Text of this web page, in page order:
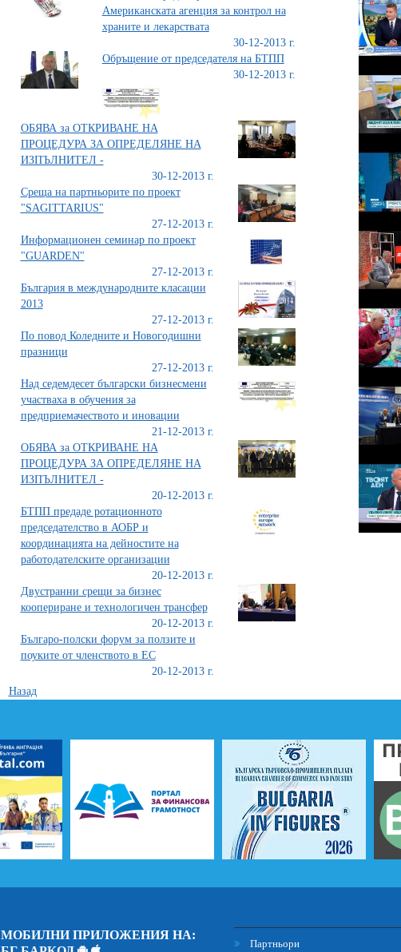
Американската агенция за контрол на
храните и лекарствата
30-12-2013 г.
Обръщение от председателя на БТПП
30-12-2013 г.
ОБЯВА за ОТКРИВАНЕ НА
ПРОЦЕДУРА ЗА ОПРЕДЕЛЯНЕ НА
ИЗПЪЛНИТЕЛ -
30-12-2013 г.
Среща на партньорите по проект
"SAGITTARIUS"
27-12-2013 г.
Информационен семинар по проект
"GUARDEN"
27-12-2013 г.
България в международните класации
2013
27-12-2013 г.
По повод Коледните и Новогодишни
празници
27-12-2013 г.
Над седемдесет български бизнесмени
участваха в обучения за
предприемачеството и иновации
21-12-2013 г.
ОБЯВА за ОТКРИВАНЕ НА
ПРОЦЕДУРА ЗА ОПРЕДЕЛЯНЕ НА
ИЗПЪЛНИТЕЛ -
20-12-2013 г.
БТПП предаде ротационното
председателство в АОБР и
координацията на дейностите на
работодателските организации
20-12-2013 г.
Двустранни срещи за бизнес
коопериране и технологичен трансфер
20-12-2013 г.
Българо-полски форум за ползите и
поуките от членството в ЕС
20-12-2013 г.
Назад
МОБИЛНИ ПРИЛОЖЕНИЯ НА:
Партньори